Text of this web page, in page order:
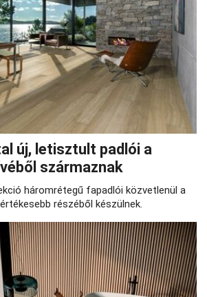
új, letisztult padlói a
származnak
háromrétegű fapadlói közvetlenül a
részéből készülnek.